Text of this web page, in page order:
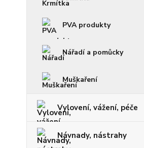
PVA produkty
Nářadí a pomůcky
Muškaření
Vylovení, vážení, péče
Návnady, nástrahy